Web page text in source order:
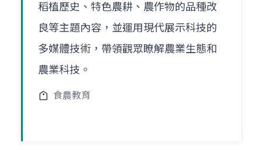
稻植歷史、特色農耕、農作物的品種改
良等主題內容，並運用現代展示科技的
多媒體技術，帶領觀眾瞭解農業生態和
農業科技。
食農教育